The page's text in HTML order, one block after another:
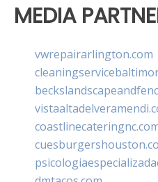
MEDIA
vwrepairarlington.com